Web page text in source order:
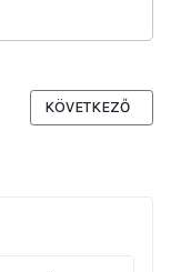
KÖVETKEZŐ
KÖVETKEZŐ